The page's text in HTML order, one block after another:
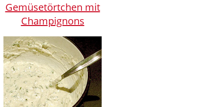
Gemüsetörtchen mit
Champignons